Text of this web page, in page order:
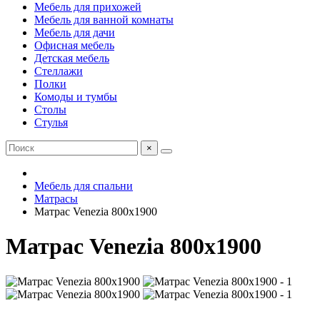
Мебель для прихожей
Мебель для ванной комнаты
Мебель для дачи
Офисная мебель
Детская мебель
Стеллажи
Полки
Комоды и тумбы
Столы
Стулья
×
Мебель для спальни
Матрасы
Матрас Venezia 800х1900
Матрас Venezia 800х1900